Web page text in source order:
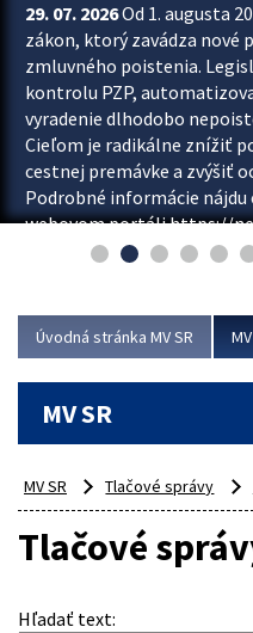
29. 07. 2026Od 1. augusta
zákon, ktorý zavádza nové
zmluvného poistenia.
kontrolu PZP,
vyradenie dlhodobo
Cieľom je radikálne znížiť
cestnej premávke a zvýšiť
Podrobné informácie
webovom portáli https://
ktorom od augusta
Úvodná stránka MV SR
MV SR
MV SR Tlačové správy
Tlačové
Hľadať text: